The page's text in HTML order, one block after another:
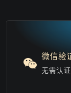
微信验
无需认